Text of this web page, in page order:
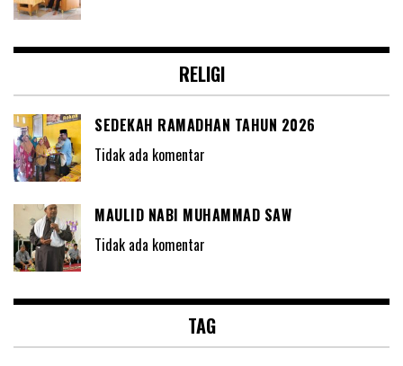
RELIGI
SEDEKAH RAMADHAN TAHUN 2026
Tidak ada komentar
MAULID NABI MUHAMMAD SAW
Tidak ada komentar
TAG